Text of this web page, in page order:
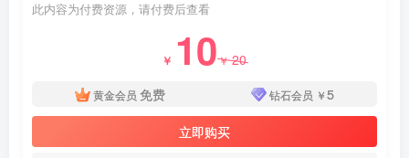
此内容为付费资源，请付费后查看
￥ 10￥20
黄金会员 免费 钻石会员 ￥5
立即购买